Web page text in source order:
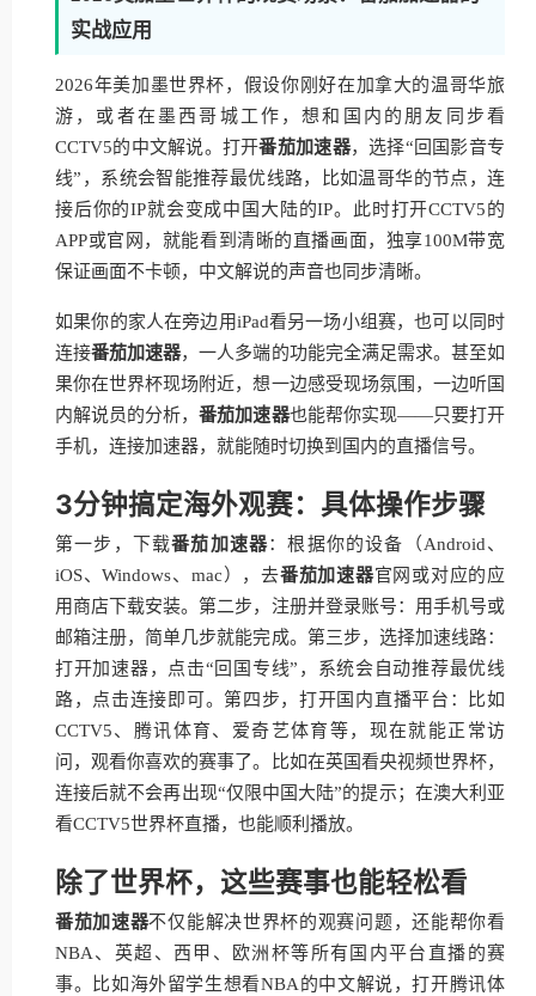
实战应用
2026年美加墨世界杯，假设你刚好在加拿大的温哥华旅
游，或者在墨西哥城工作，想和国内的朋友同步看
CCTV5的中文解说。打开番茄加速器，选择“回国影音专
线”，系统会智能推荐最优线路，比如温哥华的节点，连
接后你的IP就会变成中国大陆的IP。此时打开CCTV5的
APP或官网，就能看到清晰的直播画面，独享100M带宽
保证画面不卡顿，中文解说的声音也同步清晰。
如果你的家人在旁边用iPad看另一场小组赛，也可以同时
连接番茄加速器，一人多端的功能完全满足需求。甚至如
果你在世界杯现场附近，想一边感受现场氛围，一边听国
内解说员的分析，番茄加速器也能帮你实现——只要打开
手机，连接加速器，就能随时切换到国内的直播信号。
3分钟搞定海外观赛：具体操作步骤
第一步，下载番茄加速器：根据你的设备（Android、
iOS、Windows、mac），去番茄加速器官网或对应的应
用商店下载安装。第二步，注册并登录账号：用手机号或
邮箱注册，简单几步就能完成。第三步，选择加速线路：
打开加速器，点击“回国专线”，系统会自动推荐最优线
路，点击连接即可。第四步，打开国内直播平台：比如
CCTV5、腾讯体育、爱奇艺体育等，现在就能正常访
问，观看你喜欢的赛事了。比如在英国看央视频世界杯，
连接后就不会再出现“仅限中国大陆”的提示；在澳大利亚
看CCTV5世界杯直播，也能顺利播放。
除了世界杯，这些赛事也能轻松看
番茄加速器不仅能解决世界杯的观赛问题，还能帮你看
NBA、英超、西甲、欧洲杯等所有国内平台直播的赛
事。比如海外留学生想看NBA的中文解说，打开腾讯体